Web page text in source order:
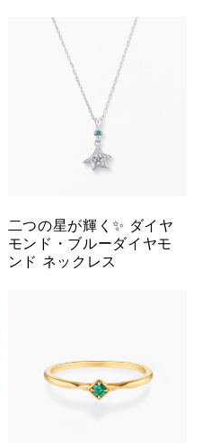
二つの星が輝く✨ ダイヤ
モンド・ブルーダイヤモ
ンド ネックレス